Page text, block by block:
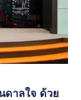
ดาลใจ ด้วย